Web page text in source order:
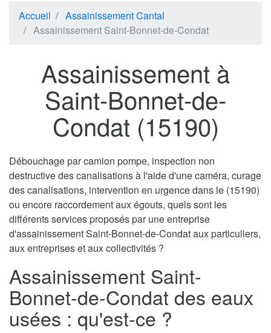
Accueil
Assainissement Cantal
Assainissement Saint-Bonnet-de-Condat
Assainissement à
Saint-Bonnet-de-
Condat (15190)
Débouchage par camion pompe, inspection non
destructive des canalisations à l'aide d'une caméra, curage
des canalisations, intervention en urgence dans le (15190)
ou encore raccordement aux égouts, quels sont les
différents services proposés par une entreprise
d'assainissement Saint-Bonnet-de-Condat aux particuliers,
aux entreprises et aux collectivités ?
Assainissement Saint-
Bonnet-de-Condat des eaux
usées : qu'est-ce ?